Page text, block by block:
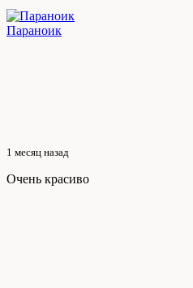
Параноик
1 месяц назад
Очень красиво